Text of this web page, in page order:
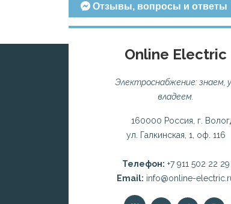
Отзывы, вопросы и ответы
Online Electric
Электроснабжение: знаем,
владеем.
160000 Россия, г.
ул. Галкинская, 1, оф. 116
Телефон: +7 911 502 22 29
Email: info@online-